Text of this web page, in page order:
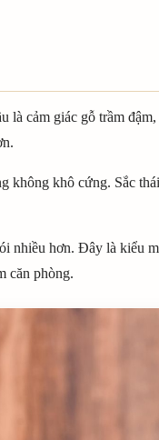
cảm giác gỗ trầm đậm,
không khô cứng. Sắc
nhiều hơn. Đây là kiểu
căn phòng.